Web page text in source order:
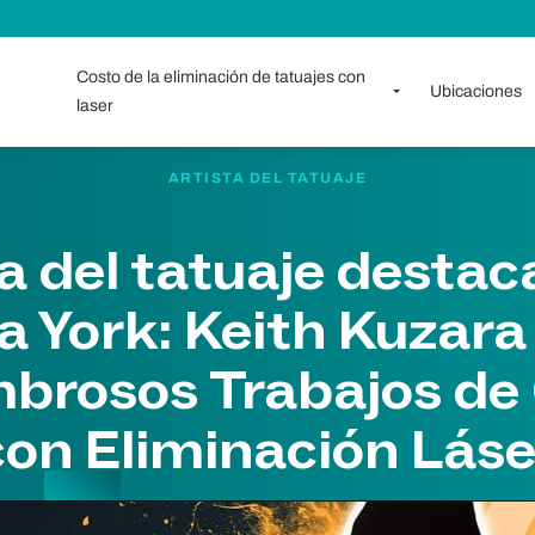
Costo de la eliminación de tatuajes con
laser
Ubicaciones
ARTISTA DEL TATUAJE
del tatuaje
York: Keith
Trabajos de
Eliminación